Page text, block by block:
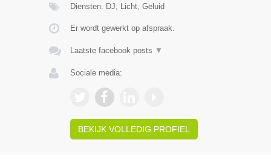
Diensten: DJ, Licht, Geluid
Er wordt gewerkt op afspraak.
Laatste facebook posts ▼
Sociale media:
BEKIJK VOLLEDIG PROFIEL